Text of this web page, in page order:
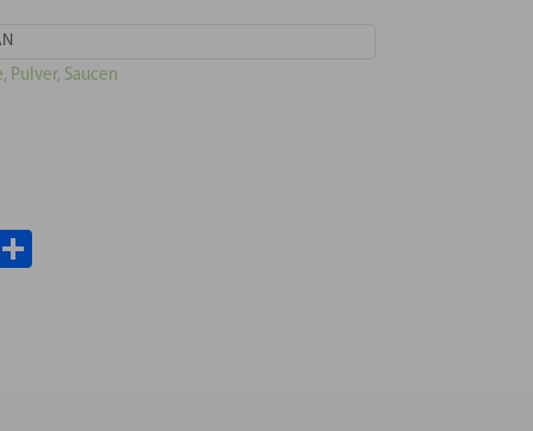
Pulver, Saucen